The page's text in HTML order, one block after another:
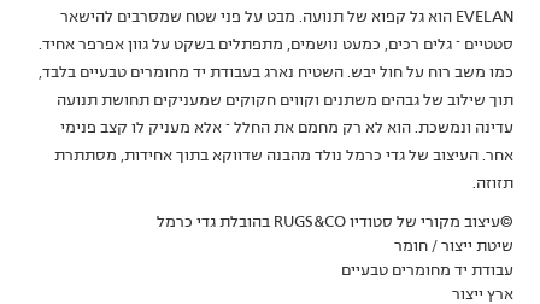
EVELAN הוא גל קפוא של תנועה. מבט על פני שטח שמסרבים להישאר
סטטיים – גלים רכים, כמעט נושמים, מתפתלים בשקט על גוון אפרפר אחיד.
כמו משב רוח על חול יבש. השטיח נארג בעבודת יד מחומרים טבעיים בלבד,
תוך שילוב של גבהים משתנים וקווים חקוקים שמעניקים תחושת תנועה
עדינה ונמשכת. הוא לא רק מחמם את החלל – אלא מעניק לו קצב פנימי
אחר. העיצוב של גדי כרמל נולד מהבנה שדווקא בתוך אחידות, מסתתרת
תזוזה.
©עיצוב מקורי של סטודיו RUGS&CO בהובלת גדי כרמל
שיטת ייצור / חומר
עבודת יד מחומרים טבעיים
ארץ ייצור